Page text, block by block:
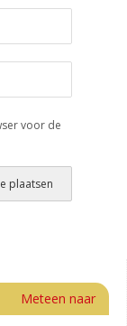
voor de
Meteen naar